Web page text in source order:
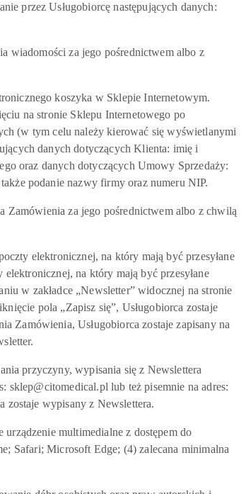
przez Usługobiorcę następujących danych:
wiadomości za jego pośrednictwem albo z
koszyka w Sklepie Internetowym.
na stronie Sklepu Internetowego po
(w tym celu należy kierować się wyświetlanymi
danych dotyczących Klienta: imię i
oraz danych dotyczących Umowy Sprzedaży:
podanie nazwy firmy oraz numeru NIP.
Zamówienia za jego pośrednictwem albo z chwilą
elektronicznej, na który mają być przesyłane
na który mają być przesyłane
w zakładce „Newsletter” widocznej na stronie
pola „Zapisz się”, Usługobiorca zostaje
Zamówienia, Usługobiorca zostaje zapisany na
przyczyny, wypisania się z Newslettera
sklep@citomedical.pl lub też pisemnie na adres:
zostaje wypisany z Newslettera.
urządzenie multimedialne z dostępem do
Safari; Microsoft Edge; (4) zalecana minimalna